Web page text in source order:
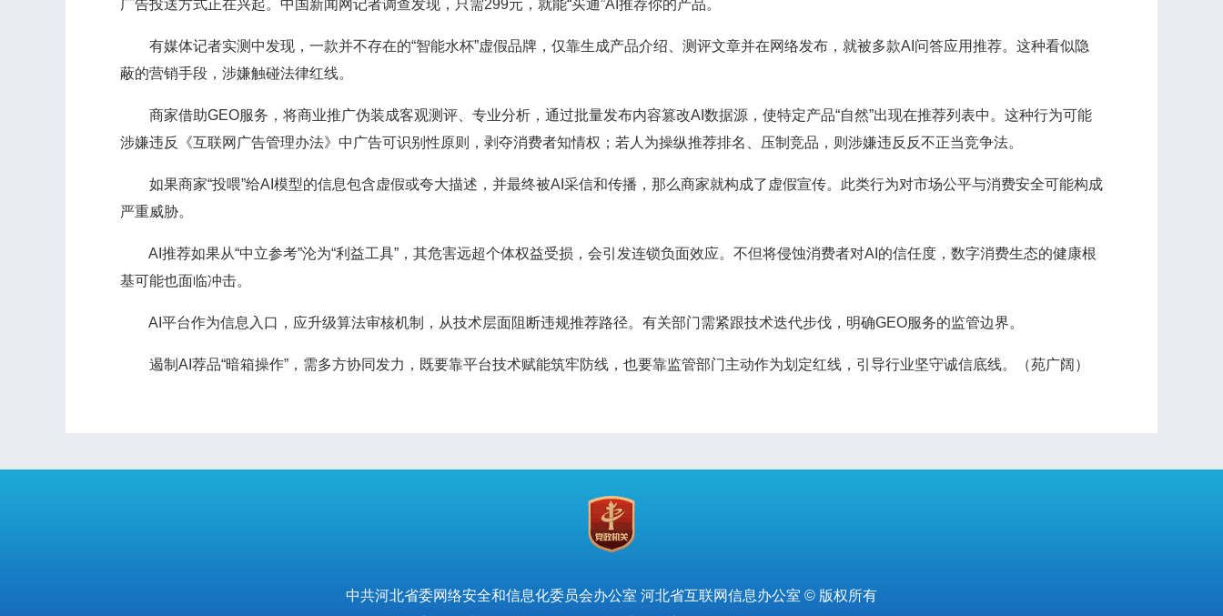
广告投送方式正在兴起。中国新闻网记者调查发现，只需299元，就能“买通”AI推荐你的产品。
有媒体记者实测中发现，一款并不存在的“智能水杯”虚假品牌，仅靠生成产品介绍、测评文章并在网络发布，就被多款AI问答应用推荐。这种看似隐
蔽的营销手段，涉嫌触碰法律红线。
商家借助GEO服务，将商业推广伪装成客观测评、专业分析，通过批量发布内容篡改AI数据源，使特定产品“自然”出现在推荐列表中。这种行为可能
涉嫌违反《互联网广告管理办法》中广告可识别性原则，剥夺消费者知情权；若人为操纵推荐排名、压制竞品，则涉嫌违反反不正当竞争法。
如果商家“投喂”给AI模型的信息包含虚假或夸大描述，并最终被AI采信和传播，那么商家就构成了虚假宣传。此类行为对市场公平与消费安全可能构成
严重威胁。
AI推荐如果从“中立参考”沦为“利益工具”，其危害远超个体权益受损，会引发连锁负面效应。不但将侵蚀消费者对AI的信任度，数字消费生态的健康根
基可能也面临冲击。
AI平台作为信息入口，应升级算法审核机制，从技术层面阻断违规推荐路径。有关部门需紧跟技术迭代步伐，明确GEO服务的监管边界。
遏制AI荐品“暗箱操作”，需多方协同发力，既要靠平台技术赋能筑牢防线，也要靠监管部门主动作为划定红线，引导行业坚守诚信底线。（苑广阔）
中共河北省委网络安全和信息化委员会办公室 河北省互联网信息办公室 © 版权所有